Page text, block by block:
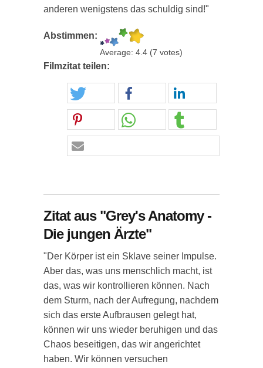
anderen wenigstens das schuldig sind!"
Abstimmen:
Average: 4.4 (7 votes)
Filmzitat teilen:
Zitat aus "Grey's Anatomy -
Die jungen Ärzte"
"Der Körper ist ein Sklave seiner Impulse.
Aber das, was uns menschlich macht, ist
das, was wir kontrollieren können. Nach
dem Sturm, nach der Aufregung, nachdem
sich das erste Aufbrausen gelegt hat,
können wir uns wieder beruhigen und das
Chaos beseitigen, das wir angerichtet
haben. Wir können versuchen